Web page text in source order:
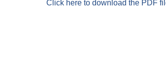
Click here to download the PDF